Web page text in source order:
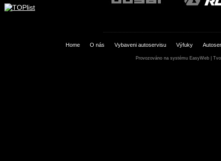
Home O nás Vybaveni autoservisu Výfuky
Provozováno na systému EasyWeb|